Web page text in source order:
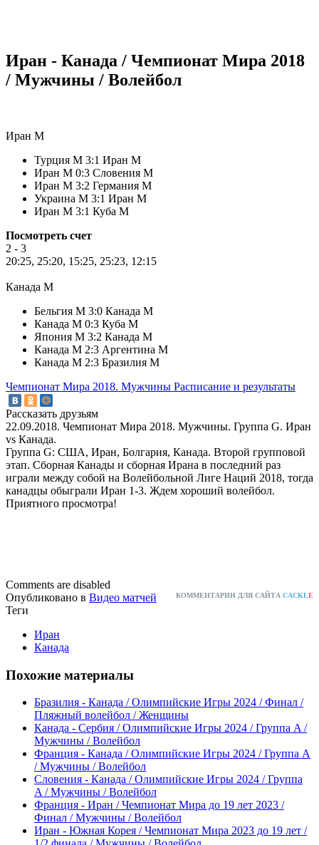
Иран - Канада / Чемпионат Мира 2018
/ Мужчины / Волейбол
Иран М
Турция М 3:1 Иран М
Иран М 0:3 Словения М
Иран М 3:2 Германия М
Украина М 3:1 Иран М
Иран М 3:1 Куба М
Посмотреть счет
2 - 3
20:25, 25:20, 15:25, 25:23, 12:15
Канада М
Бельгия М 3:0 Канада М
Канада М 0:3 Куба М
Япония М 3:2 Канада М
Канада М 2:3 Аргентина М
Канада М 2:3 Бразилия М
Чемпионат Мира 2018. Мужчины Расписание и результаты
Рассказать друзьям
22.09.2018. Чемпионат Мира 2018. Мужчины. Группа G. Иран
vs Канада.
Группа G: США, Иран, Болгария, Канада. Второй групповой
этап. Сборная Канады и сборная Ирана в последний раз
играли между собой на Волейбольной Лиге Наций 2018, тогда
канадцы обыграли Иран 1-3. Ждем хороший волейбол.
Приятного просмотра!
Comments are disabled
КОММЕНТАРИИ ДЛЯ САЙТА CACKLE
Опубликовано в Видео матчей
Теги
Иран
Канада
Похожие материалы
Бразилия - Канада / Олимпийские Игры 2024 / Финал /
Пляжный волейбол / Женщины
Канада - Сербия / Олимпийские Игры 2024 / Группа A /
Мужчины / Волейбол
Франция - Канада / Олимпийские Игры 2024 / Группа A
/ Мужчины / Волейбол
Словения - Канада / Олимпийские Игры 2024 / Группа
A / Мужчины / Волейбол
Франция - Иран / Чемпионат Мира до 19 лет 2023 /
Финал / Мужчины / Волейбол
Иран - Южная Корея / Чемпионат Мира 2023 до 19 лет /